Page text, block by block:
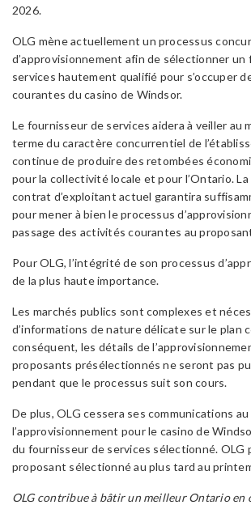
2026.
OLG mène actuellement un processus
d’approvisionnement afin de sélectionner un
services hautement qualifié pour s’occuper
courantes du casino de Windsor.
Le fournisseur de services aidera à veiller au
terme du caractère concurrentiel de
continue de produire des retombées
pour la collectivité locale et pour l’Ontario.
contrat d’exploitant actuel garantira
pour mener à bien le processus
passage des activités courantes au
Pour OLG, l’intégrité de son processus
de la plus haute importance.
Les marchés publics sont complexes et
d’informations de nature délicate sur le plan
conséquent, les détails de
proposants présélectionnés ne seront pas
pendant que le processus suit son cours.
De plus, OLG cessera ses communications
l’approvisionnement pour le casino de
du fournisseur de services sélectionné. OLG
proposant sélectionné au plus tard au
OLG contribue à bâtir un meilleur Ontario en